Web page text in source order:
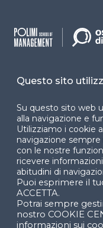
Facebook
© 2024 Copyright ©
di Ingegneria
Questo sito
Su questo sito web
alla navigazione e
Utilizziamo i cookie
navigazione
con le nostre
ricevere
abitudini di
Puoi esprimere il
ACCETTA.
Potrai sempre
nostro COOKIE
informazioni sui